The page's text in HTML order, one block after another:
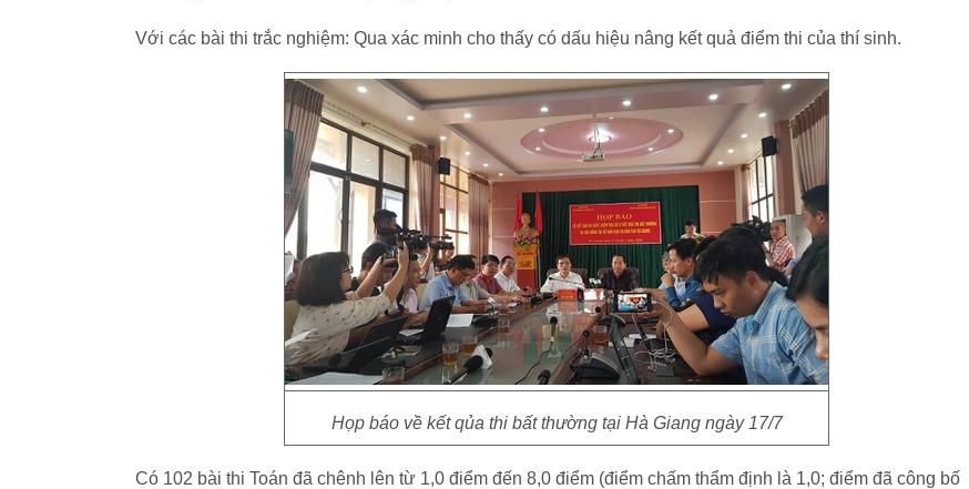
Với các bài thi trắc nghiệm: Qua xác minh cho thấy có dấu hiệu nâng kết quả điểm thi của thí sinh.
Họp báo về kết qủa thi bất thường tại Hà Giang ngày 17/7
Có 102 bài thi Toán đã chênh lên từ 1,0 điểm đến 8,0 điểm (điểm chấm thẩm định là 1,0; điểm đã công bố